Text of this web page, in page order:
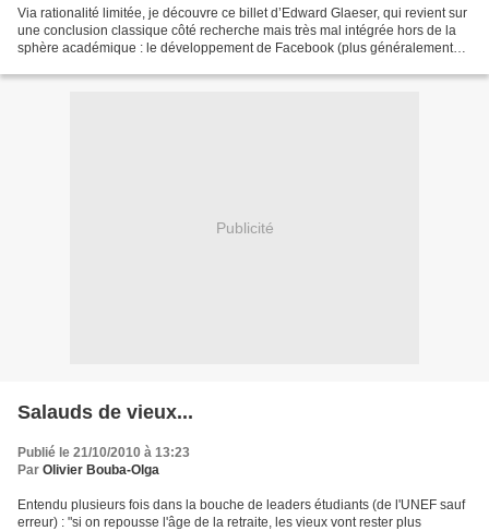
Via rationalité limitée, je découvre ce billet d’Edward Glaeser, qui revient sur
une conclusion classique côté recherche mais très mal intégrée hors de la
sphère académique : le développement de Facebook (plus généralement
Publicité
Salauds de vieux...
Publié le 21/10/2010 à 13:23
Par Olivier Bouba-Olga
Entendu plusieurs fois dans la bouche de leaders étudiants (de l'UNEF sauf
erreur) : "si on repousse l'âge de la retraite, les vieux vont rester plus